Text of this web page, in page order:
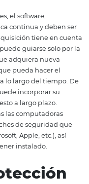
y / o los sistemas
del hotel, vale
de consultoría y /
útil: elija sus
Opte por una
requiere